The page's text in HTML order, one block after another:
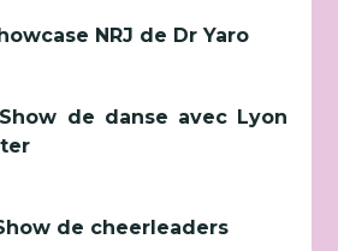
NRJ de Dr Yaro
Show de danse avec Lyon
Show de cheerleaders